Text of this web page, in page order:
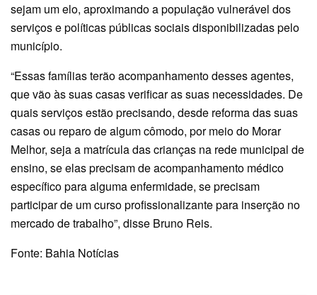
sejam um elo, aproximando a população vulnerável dos
serviços e políticas públicas sociais disponibilizadas pelo
município.
“Essas famílias terão acompanhamento desses agentes,
que vão às suas casas verificar as suas necessidades. De
quais serviços estão precisando, desde reforma das suas
casas ou reparo de algum cômodo, por meio do Morar
Melhor, seja a matrícula das crianças na rede municipal de
ensino, se elas precisam de acompanhamento médico
específico para alguma enfermidade, se precisam
participar de um curso profissionalizante para inserção no
mercado de trabalho”, disse Bruno Reis.
Fonte: Bahia Notícias